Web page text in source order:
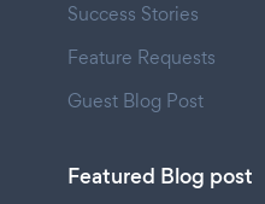
Success Stories
Feature Requests
Guest Blog Post
Featured Blog post